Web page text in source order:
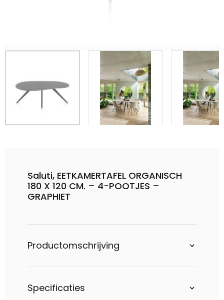
Saluti, EETKAMERTAFEL ORGANISCH
180 X 120 CM. – 4-POOTJES –
GRAPHIET
Productomschrijving
Specificaties